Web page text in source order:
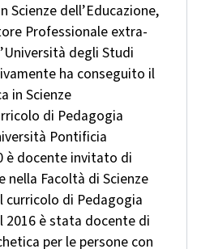
Scienze dell’Educazione,
Professionale extra-
degli Studi
ha conseguito il
in Scienze
di Pedagogia
Pontificia
è docente invitato di
nella Facoltà di Scienze
curricolo di Pedagogia
2016 è stata docente di
per le persone con